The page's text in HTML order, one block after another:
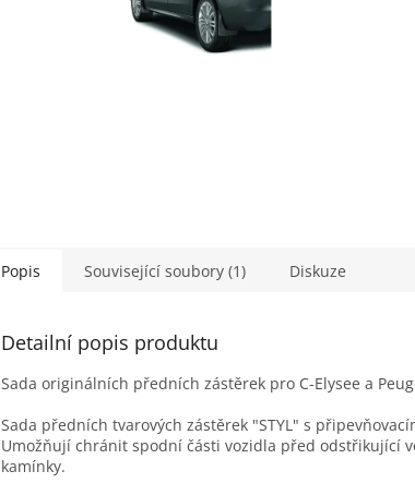
Popis Související soubory (1) Diskuze
Detailní popis produktu
Sada originálních předních zástěrek pro C-Elysee a
Sada předních tvarových zástěrek "STYL" s
Umožňují chránit spodní části vozidla před odstřikující
kamínky.